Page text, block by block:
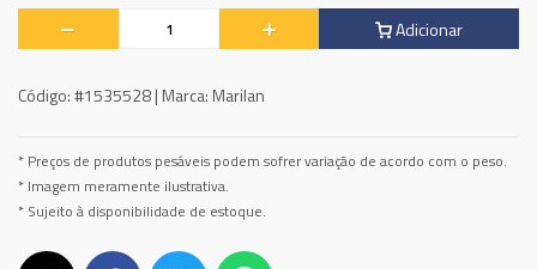
Adicionar
Código:#1535528 | Marca: Marilan
* Preços de produtos pesáveis podem sofrer variação de acordo com o peso.
* Imagem meramente ilustrativa.
* Sujeito à disponibilidade de estoque.